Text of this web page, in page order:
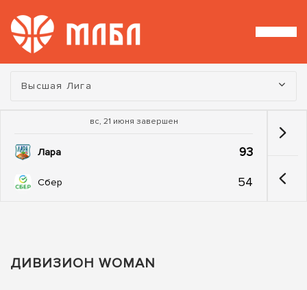
Турнир:
Высшая Лига
вс, 21 июня завершен
Лара 93
Сбер 54
ДИВИЗИОН WOMAN